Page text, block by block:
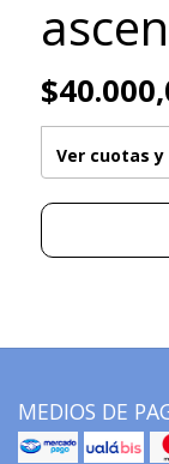
Ver cuotas
MEDIOS DE